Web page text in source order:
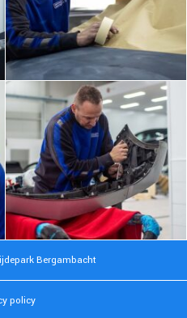
Bergambacht
policy